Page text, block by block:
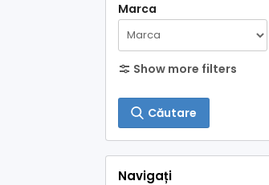
Marca
Show more filters
Căutare
Navigați